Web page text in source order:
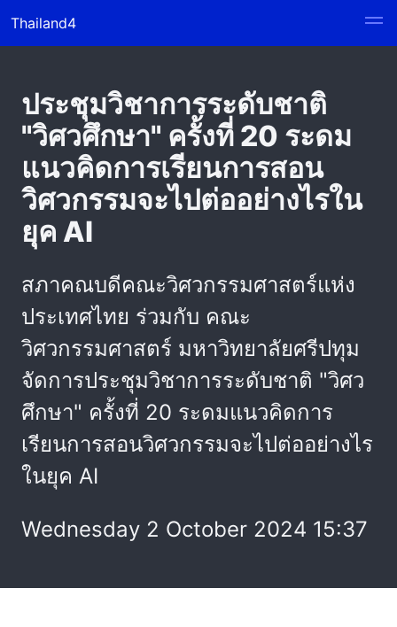
Thailand4
ประชุมวิชาการระดับชาติ
"วิศวศึกษา" ครั้งที่ 20 ระดม
แนวคิดการเรียนการสอน
วิศวกรรมจะไปต่ออย่างไรใน
ยุค AI
สภาคณบดีคณะวิศวกรรมศาสตร์แห่ง
ประเทศไทย ร่วมกับ คณะ
วิศวกรรมศาสตร์ มหาวิทยาลัยศรีปทุม
จัดการประชุมวิชาการระดับชาติ "วิศว
ศึกษา" ครั้งที่ 20 ระดมแนวคิดการ
เรียนการสอนวิศวกรรมจะไปต่ออย่างไร
ในยุค AI
Wednesday 2 October 2024 15:37